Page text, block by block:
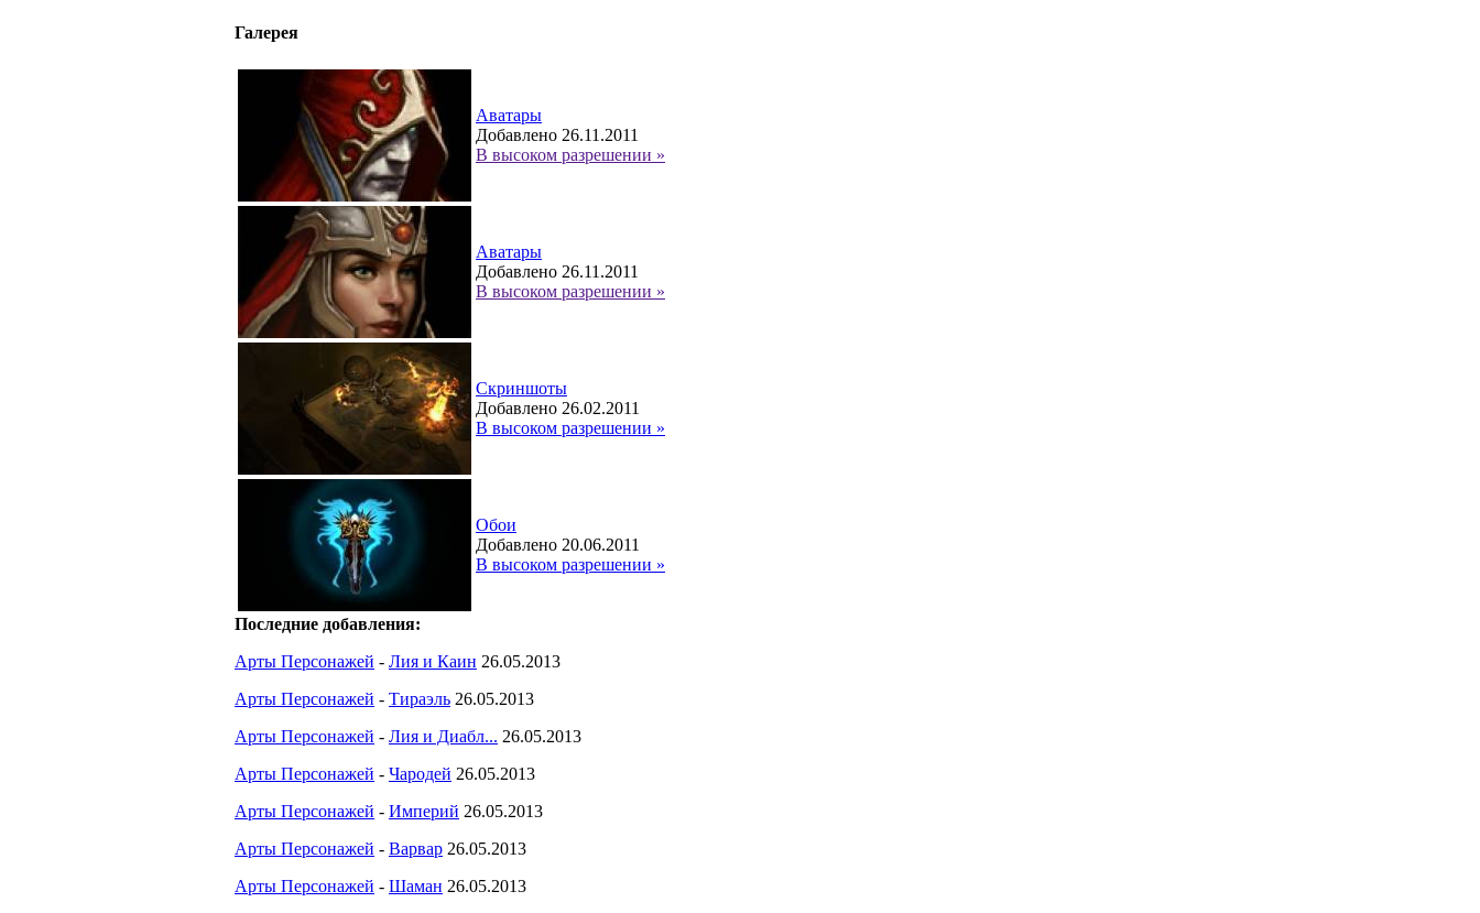
Галерея
Аватары
Добавлено 26.11.2011
В высоком разрешении »
Аватары
Добавлено 26.11.2011
В высоком разрешении »
Скриншоты
Добавлено 26.02.2011
В высоком разрешении »
Обои
Добавлено 20.06.2011
В высоком разрешении »
Последние добавления:
Арты Персонажей - Лия и Каин 26.05.2013
Арты Персонажей - Тираэль 26.05.2013
Арты Персонажей - Лия и Диабл... 26.05.2013
Арты Персонажей - Чародей 26.05.2013
Арты Персонажей - Империй 26.05.2013
Арты Персонажей - Варвар 26.05.2013
Арты Персонажей - Шаман 26.05.2013